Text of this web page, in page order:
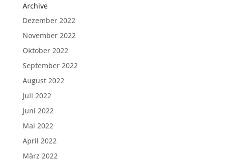
Archive
Dezember 2022
November 2022
Oktober 2022
September 2022
August 2022
Juli 2022
Juni 2022
Mai 2022
April 2022
März 2022